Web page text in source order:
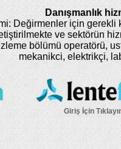
Danışmanlık
Değirmenler için gerekli
ve sektörün
bölümü operatörü,
mekanikci, elektrikçi,
Giriş İçin